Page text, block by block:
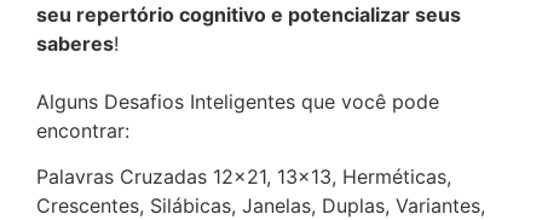
seu repertório cognitivo e potencializar seus
saberes!
Alguns Desafios Inteligentes que você pode
encontrar:
Palavras Cruzadas 12×21, 13×13, Herméticas,
Crescentes, Silábicas, Janelas, Duplas, Variantes,